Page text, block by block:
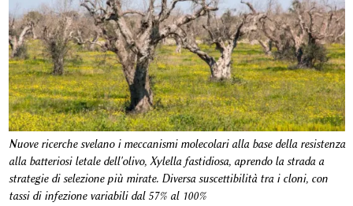
Nuove ricerche svelano i meccanismi molecolari alla base della resistenza
alla batteriosi letale dell'olivo, Xylella fastidiosa, aprendo la strada a
strategie di selezione più mirate. Diversa suscettibilità tra i cloni, con
tassi di infezione variabili dal 57% al 100%